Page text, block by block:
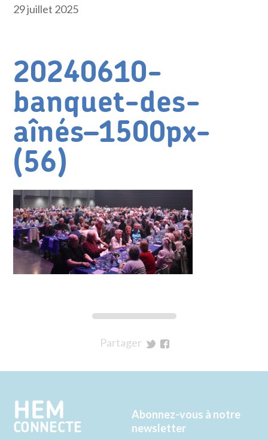
29 juillet 2025
20240610-
banquet-des-
aînés–1500px-
(56)
Partager
Twitter
Facebook
HEM
CONNECTE
Abonnez-vous à notre
newsletter